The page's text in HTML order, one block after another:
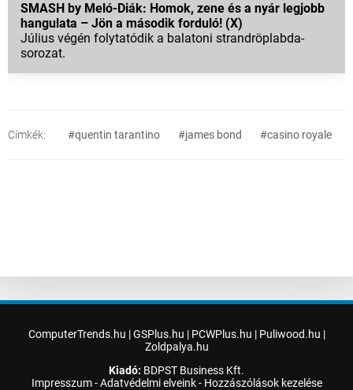
SMASH by Meló-Diák: Homok, zene és a nyár legjobb
hangulata – Jön a második forduló! (X)
Július végén folytatódik a balatoni strandröplabda-
sorozat.
Címkék: #quentin tarantino #james bond #casino royale
ComputerTrends.hu |GSPlus.hu | PCWPlus.hu | Puliwood.hu |
Zoldpalya.hu
Kiadó: BDPST Business Kft.
Impresszum-Adatvédelmi elveink- Hozzászólások kezelése